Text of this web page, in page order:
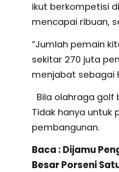
ikut berkompetisi
mencapai ribuan,
“Jumlah pemain
sekitar 270 juta
menjabat sebagai
Bila olahraga
Tidak hanya
pembangunan.
Baca : Dijamu
Besar Porseni